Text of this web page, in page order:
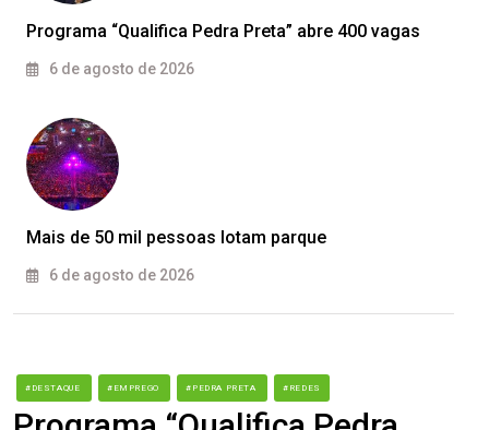
Programa “Qualifica Pedra Preta” abre 400 vagas
6 de agosto de 2026
Mais de 50 mil pessoas lotam parque
6 de agosto de 2026
#DESTAQUE #EMPREGO #PEDRA PRETA #REDES